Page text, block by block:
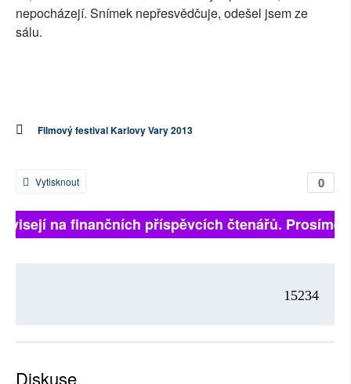
nepocházejí. Snímek nepřesvědčuje, odešel jsem ze
sálu.
Filmový festival Karlovy Vary 2013
0
Vytisknout
na finančních příspěvcích čtenářů. Prosíme,
15234
Diskuse